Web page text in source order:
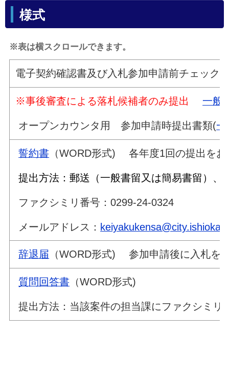
様式
※表は横スクロールできます。
電子契約確認書及び入札参加申請前チェック
※事後審査による落札候補者のみ提出 一般
オープンカウンタ用 参加申請時提出書類(一
誓約書 （WORD形式) 各年度1回の提出をお
提出方法：郵送（一般書留又は簡易書留）
ファクシミリ番号：0299-24-0324
メールアドレス：
辞退届 （WORD形式) 参加申請後に
質問回答書 （WORD形式)
提出方法：当該案件の担当課にファクシミ